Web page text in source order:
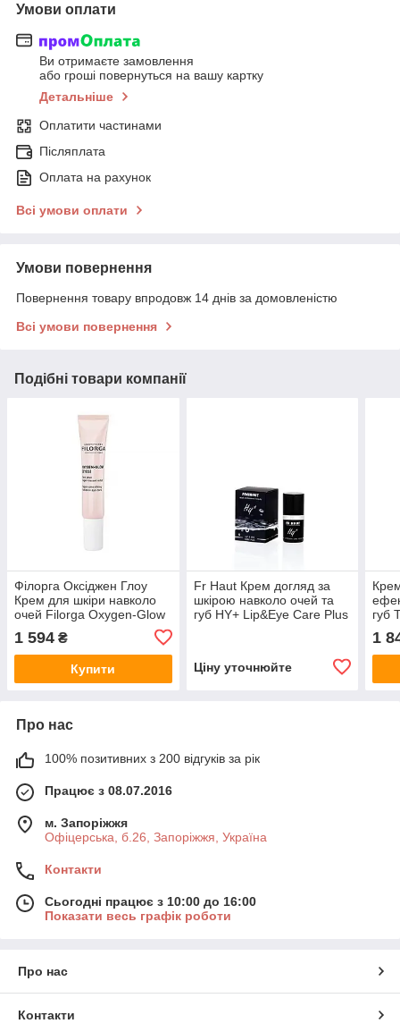
Умови оплати
Ви отримаєте замовлення
або гроші повернуться на вашу картку
Детальніше
Оплатити частинами
Післяплата
Оплата на рахунок
Всі умови оплати
Умови повернення
Повернення товару впродовж 14 днів за домовленістю
Всі умови повернення
Подібні товари компанії
Філорга Оксіджен Глоу
Крем для шкіри навколо
очей Filorga Oxygen-Glow
Super-Smoothing Radiance
Eye Care 15 мл
1 594 ₴
Купити
Fr Haut Крем догляд за
шкірою навколо очей та
губ HY+ Lip&Eye Care Plus
Ціну уточнюйте
губ
30
1
Про нас
100% позитивних з 200 відгуків за рік
Працює з 08.07.2016
м. Запоріжжя
Офіцерська, б.26, Запоріжжя, Україна
Контакти
Сьогодні працює з 10:00 до 16:00
Показати весь графік роботи
Про нас
Контакти